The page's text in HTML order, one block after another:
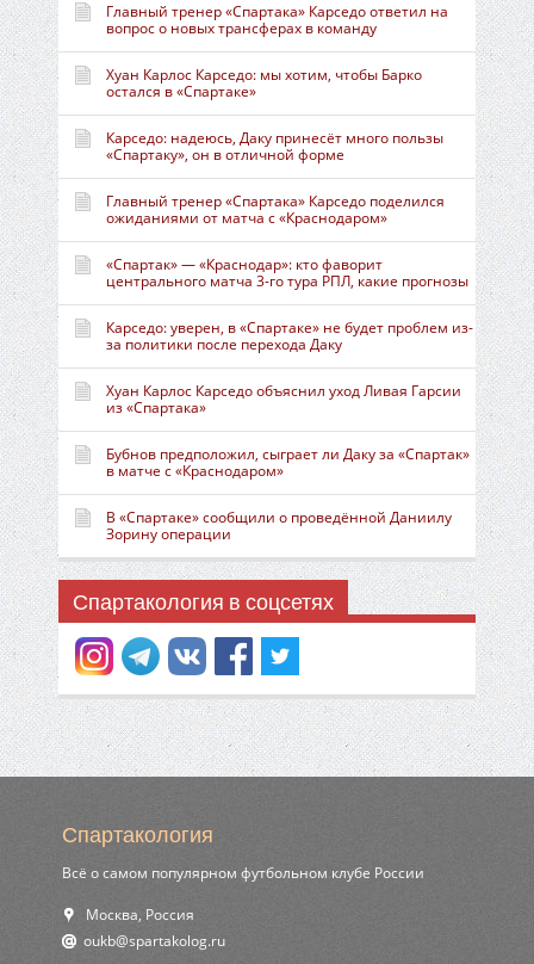
Главный тренер «Спартака» Карседо ответил на
вопрос о новых трансферах в команду
Хуан Карлос Карседо: мы хотим, чтобы Барко
остался в «Спартаке»
Карседо: надеюсь, Даку принесёт много пользы
«Спартаку», он в отличной форме
Главный тренер «Спартака» Карседо поделился
ожиданиями от матча с «Краснодаром»
«Спартак» — «Краснодар»: кто фаворит
центрального матча 3-го тура РПЛ, какие прогнозы
Карседо: уверен, в «Спартаке» не будет проблем из-
за политики после перехода Даку
Хуан Карлос Карседо объяснил уход Ливая Гарсии
из «Спартака»
Бубнов предположил, сыграет ли Даку за «Спартак»
в матче с «Краснодаром»
В «Спартаке» сообщили о проведённой Даниилу
Зорину операции
Спартакология в соцсетях
Спартакология
Всё о самом популярном футбольном клубе России
Москва, Россия
ur.golokatraps@bkuo